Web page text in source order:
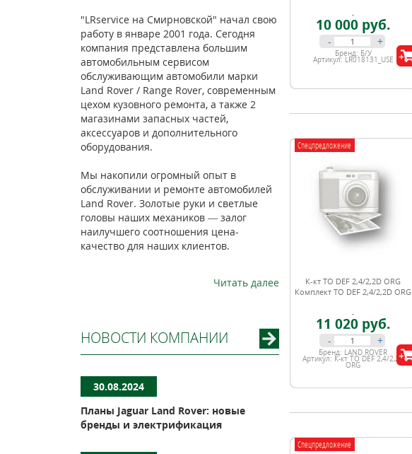
"LRservice на Смирновской" начал свою
работу в январе 2001 года. Сегодня
компания представлена большим
автомобильным сервисом
обслуживающим автомобили марки
Land Rover / Range Rover, современным
цехом кузовного ремонта, а также 2
магазинами запасных частей,
аксессуаров и дополнительного
оборудования.
Мы накопили огромный опыт в
обслуживании и ремонте автомобилей
Land Rover. Золотые руки и светлые
головы наших механиков — залог
наилучшего соотношения цена-
качество для наших клиентов.
Читать далее
НОВОСТИ КОМПАНИИ
30.08.2024
Планы Jaguar Land Rover: новые
бренды и электрификация
10 000 руб.
- +
Бренд: Б/У
Артикул: LR018131_USE
Спецпредложение
К-кт ТО DEF 2,4/2,2D ORG
Комплект ТО DEF 2,4/2,2D ORG
11 020 руб.
- +
Бренд: LAND ROVER
Артикул: К-кт ТО DEF 2,4/2,2D
ORG
Спецпредложение